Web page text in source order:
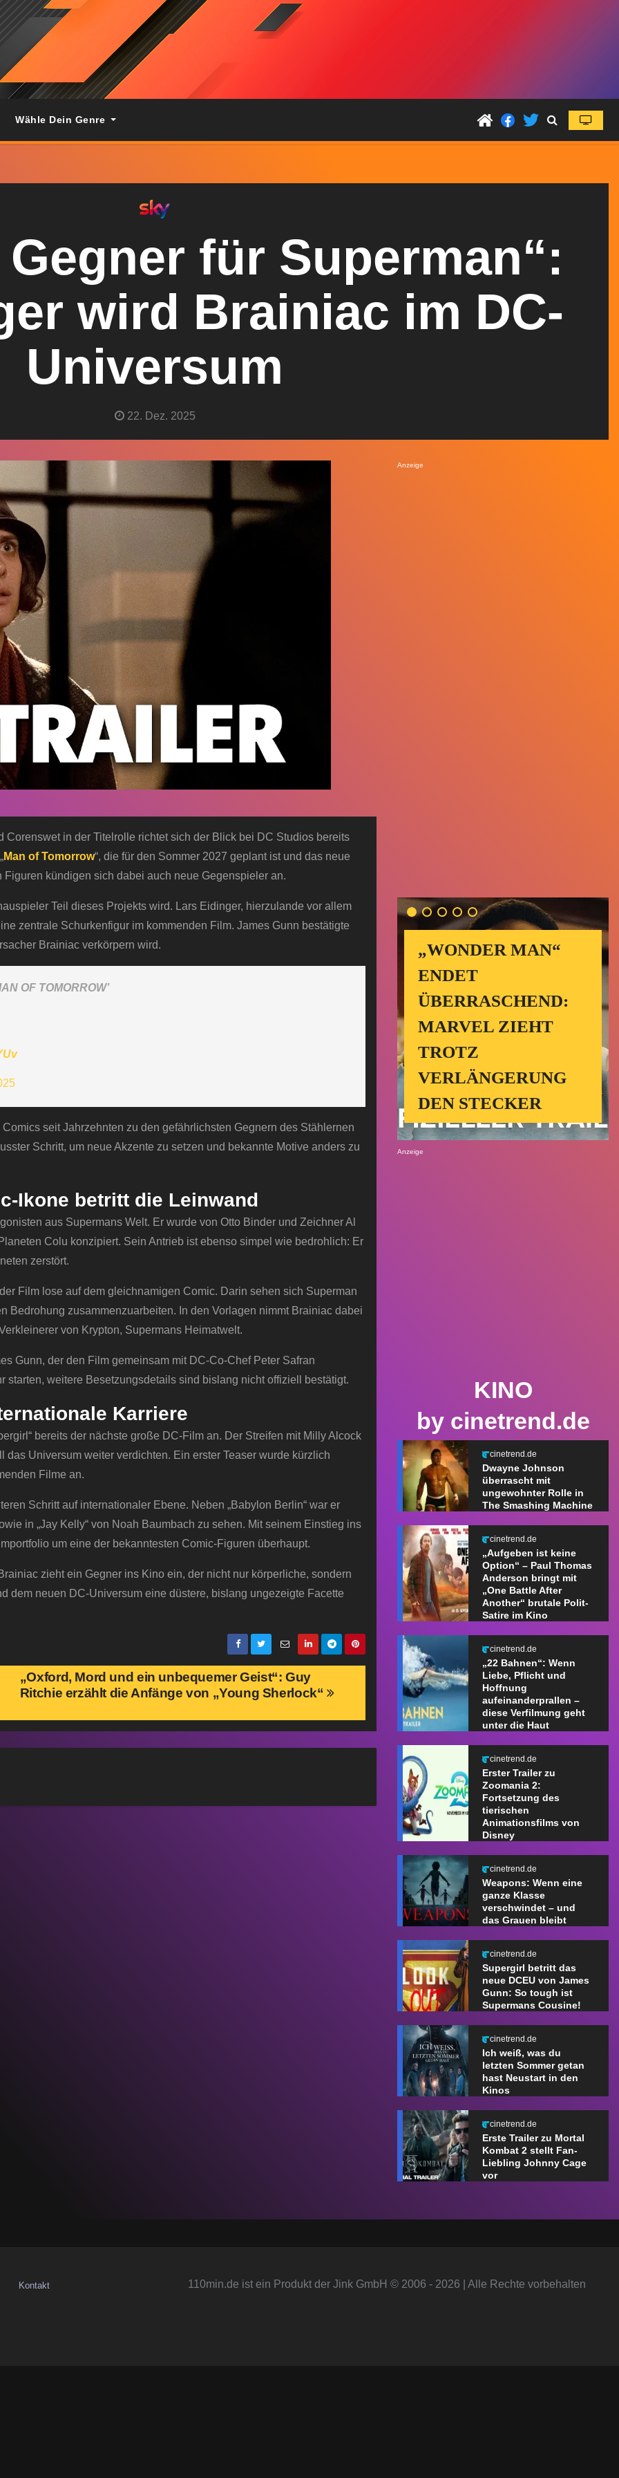
Wähle Dein Genre
für Superman“:
wird Brainiac im DC-
Universum
22. Dez. 2025
Corenswet in der Titelrolle richtet sich der Blick bei DC Studios bereits
Man of Tomorrow“, die für den Sommer 2027 geplant ist und das neue
kündigen sich dabei auch neue Gegenspieler an.
Teil dieses Projekts wird. Lars Eidinger, hierzulande vor allem
zentrale Schurkenfigur im kommenden Film. James Gunn bestätigte
Brainiac verkörpern wird.
OF TOMORROW’
seit Jahrzehnten zu den gefährlichsten Gegnern des Stählernen
Schritt, um neue Akzente zu setzen und bekannte Motive anders zu
Ikone betritt die Leinwand
aus Supermans Welt. Er wurde von Otto Binder und Zeichner Al
Colu konzipiert. Sein Antrieb ist ebenso simpel wie bedrohlich: Er
zerstört.
Film lose auf dem gleichnamigen Comic. Darin sehen sich Superman
Bedrohung zusammenzuarbeiten. In den Vorlagen nimmt Brainiac dabei
von Krypton, Supermans Heimatwelt.
Gunn, der den Film gemeinsam mit DC-Co-Chef Peter Safran
weitere Besetzungsdetails sind bislang nicht offiziell bestätigt.
Karriere
bereits der nächste große DC-Film an. Der Streifen mit Milly Alcock
Universum weiter verdichten. Ein erster Teaser wurde kürzlich
Filme an.
Schritt auf internationaler Ebene. Neben „Babylon Berlin“ war er
in „Jay Kelly“ von Noah Baumbach zu sehen. Mit seinem Einstieg ins
um eine der bekanntesten Comic-Figuren überhaupt.
zieht ein Gegner ins Kino ein, der nicht nur körperliche, sondern
dem neuen DC-Universum eine düstere, bislang ungezeigte Facette
„Oxford, Mord und ein unbequemer Geist“: Guy
Ritchie erzählt die Anfänge von „Young Sherlock“
Anzeige
„WONDER MAN“
ENDET
ÜBERRASCHEND:
MARVEL ZIEHT
TROTZ
VERLÄNGERUNG
DEN STECKER
Anzeige
KINO
by cinetrend.de
cinetrend.de
Dwayne Johnson
überrascht mit
ungewohnter Rolle in
The Smashing Machine
cinetrend.de
„Aufgeben ist keine
Option“ – Paul Thomas
Anderson bringt mit
„One Battle After
Another“ brutale Polit-
Satire im Kino
cinetrend.de
„22 Bahnen“: Wenn
Liebe, Pflicht und
Hoffnung
aufeinanderprallen –
diese Verfilmung geht
unter die Haut
cinetrend.de
Erster Trailer zu
Zoomania 2:
Fortsetzung des
tierischen
Animationsfilms von
Disney
cinetrend.de
Weapons: Wenn eine
ganze Klasse
verschwindet – und
das Grauen bleibt
cinetrend.de
Supergirl betritt das
neue DCEU von James
Gunn: So tough ist
Supermans Cousine!
cinetrend.de
Ich weiß, was du
letzten Sommer getan
hast Neustart in den
Kinos
cinetrend.de
Erste Trailer zu Mortal
Kombat 2 stellt Fan-
Liebling Johnny Cage
vor
Kontakt 110min.de ist ein Produkt der Jink GmbH © 2006 - 2026 | Alle Rechte vorbehalten